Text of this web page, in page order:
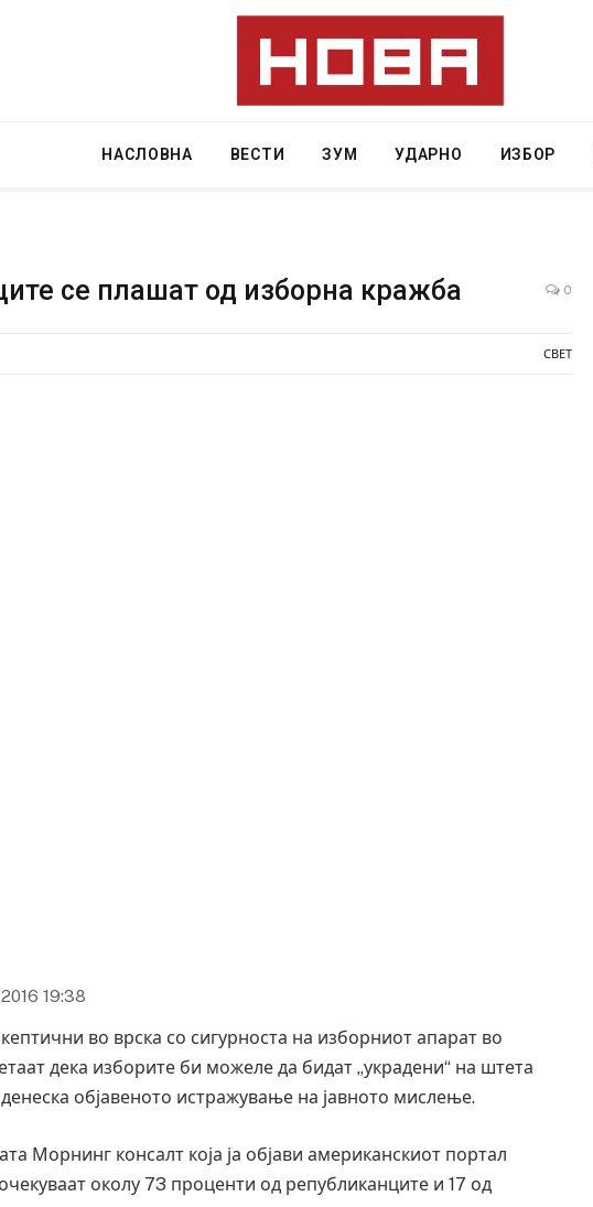
НАСЛОВНА ВЕСТИ ЗУМ УДАРНО ИЗБОР
се плашат од изборна кражба 0
СВЕТ
19:38
во врска со сигурноста на изборниот апарат во
дека изборите би можеле да бидат „украдени“ на штета
објавеното истражување на јавното мислење.
Морнинг консалт која ја објави американскиот портал
околу 73 проценти од републиканците и 17 од